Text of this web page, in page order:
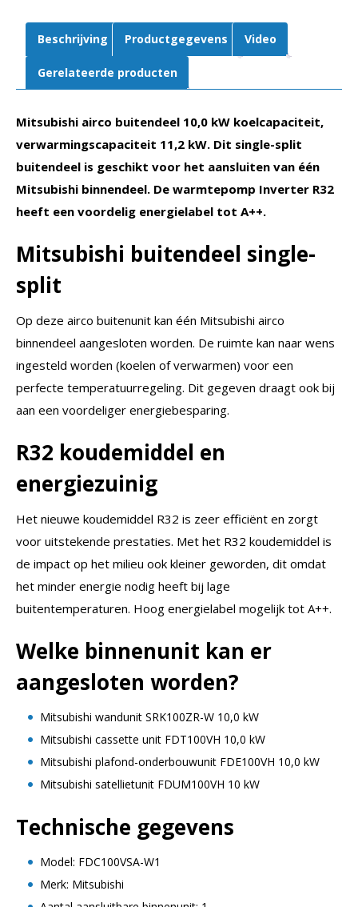
aantal
Beschrijving Productgegevens Video
Gerelateerde producten
Mitsubishi airco buitendeel 10,0 kW koelcapaciteit,
verwarmingscapaciteit 11,2 kW. Dit single-split
buitendeel is geschikt voor het aansluiten van één
Mitsubishi binnendeel. De warmtepomp Inverter R32
heeft een voordelig energielabel tot A++.
Mitsubishi buitendeel single-
split
Op deze airco buitenunit kan één Mitsubishi airco
binnendeel aangesloten worden. De ruimte kan naar wens
ingesteld worden (koelen of verwarmen) voor een
perfecte temperatuurregeling. Dit gegeven draagt ook bij
aan een voordeliger energiebesparing.
R32 koudemiddel en
energiezuinig
Het nieuwe koudemiddel R32 is zeer efficiënt en zorgt
voor uitstekende prestaties. Met het R32 koudemiddel is
de impact op het milieu ook kleiner geworden, dit omdat
het minder energie nodig heeft bij lage
buitentemperaturen. Hoog energielabel mogelijk tot A++.
Welke binnenunit kan er
aangesloten worden?
Mitsubishi wandunit SRK100ZR-W 10,0 kW
Mitsubishi cassette unit FDT100VH 10,0 kW
Mitsubishi plafond-onderbouwunit FDE100VH 10,0 kW
Mitsubishi satellietunit FDUM100VH 10 kW
Technische gegevens
Model: FDC100VSA-W1
Merk: Mitsubishi